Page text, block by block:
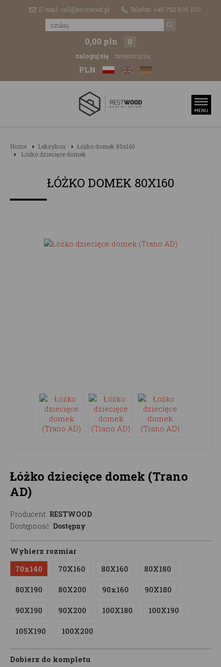
E-mail: sell@restwood.pl Telefon: +48 792 806 100
0,00 pln 0
zaloguj się zarejestruj się
PLN
Home Leksykon
Łóżko domek 80x160
Łóżko dziecięce domek
ŁÓŻKO DOMEK 80X160
Łóżko dziecięce domek (Trano
AD)
Producent: RESTWOOD
Dostępność: Dostępny
Wybierz rozmiar
70x140
70X160 80X160 80X180
80X190 80X200 90x160 90X180
90X190 90X200 100X180 100X190
105X190 100X200
Dobierz do kompletu